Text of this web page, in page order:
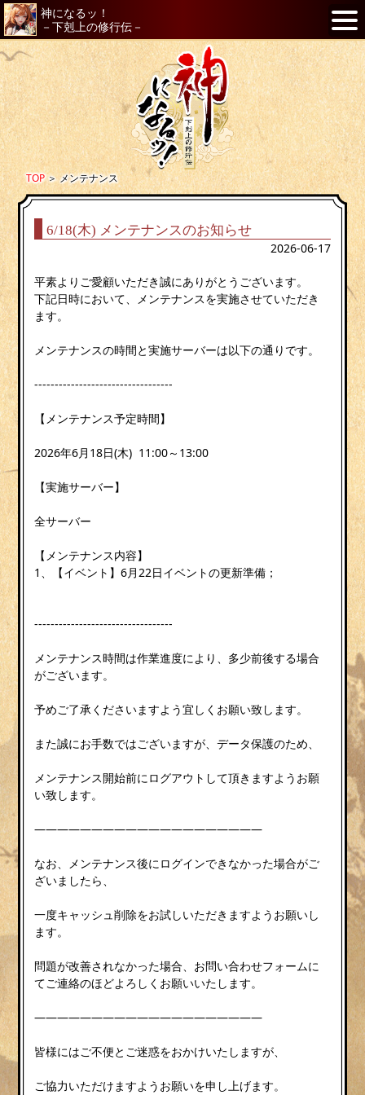
神になるッ！
－下剋上の修行伝－
TOP＞メンテナンス
6/18(木) メンテナンスのお知らせ
2026-06-17
平素よりご愛顧いただき誠にありがとうございます。
下記日時において、メンテナンスを実施させていただき
ます。
メンテナンスの時間と実施サーバーは以下の通りです。
----------------------------------
【メンテナンス予定時間】
2026年6月18日(木) 11:00～13:00
【実施サーバー】
全サーバー
【メンテナンス内容】
1、【イベント】6月22日イベントの更新準備；
----------------------------------
メンテナンス時間は作業進度により、多少前後する場合
がございます。
予めご了承くださいますよう宜しくお願い致します。
また誠にお手数ではございますが、データ保護のため、
メンテナンス開始前にログアウトして頂きますようお願
い致します。
————————————————————
なお、メンテナンス後にログインできなかった場合がご
ざいましたら、
一度キャッシュ削除をお試しいただきますようお願いし
ます。
問題が改善されなかった場合、お問い合わせフォームに
てご連絡のほどよろしくお願いいたします。
————————————————————
皆様にはご不便とご迷惑をおかけいたしますが、
ご協力いただけますようお願いを申し上げます。